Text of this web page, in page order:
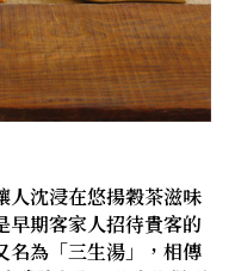
人沈浸在悠揚穀茶滋味
早期客家人招待貴客的
名為「三生湯」，相傳